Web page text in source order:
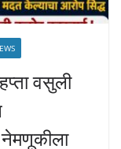
वसुली
नेमणूकीला